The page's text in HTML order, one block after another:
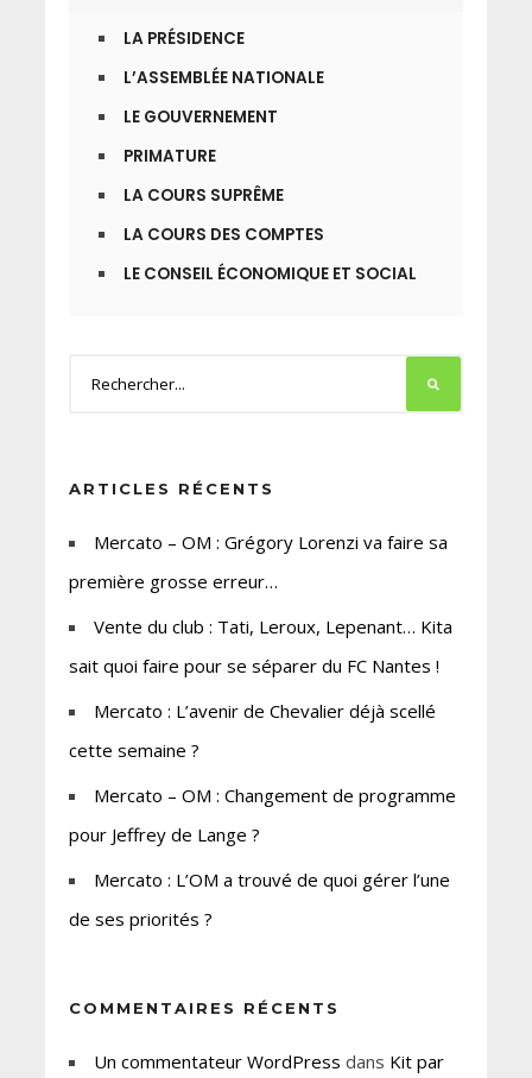
LA PRÉSIDENCE
L’ASSEMBLÉE NATIONALE
LE GOUVERNEMENT
PRIMATURE
LA COURS SUPRÊME
LA COURS DES COMPTES
LE CONSEIL ÉCONOMIQUE ET SOCIAL
ARTICLES RÉCENTS
Mercato – OM : Grégory Lorenzi va faire sa
première grosse erreur…
Vente du club : Tati, Leroux, Lepenant… Kita
sait quoi faire pour se séparer du FC Nantes !
Mercato : L’avenir de Chevalier déjà scellé
cette semaine ?
Mercato – OM : Changement de programme
pour Jeffrey de Lange ?
Mercato : L’OM a trouvé de quoi gérer l’une
de ses priorités ?
COMMENTAIRES RÉCENTS
Un commentateur WordPress dans Kit par